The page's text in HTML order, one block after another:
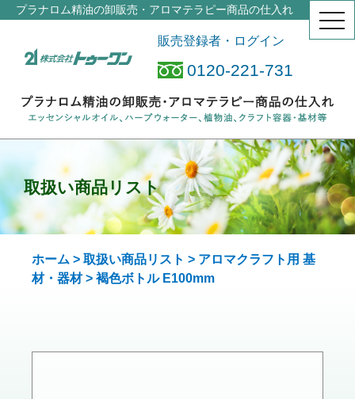
プラナロム精油の卸販売・アロマテラピー商品の仕入れ
販売登録者・ログイン
0120-221-731
取扱い商品リスト
ホーム > 取扱い商品リスト > アロマクラフト用 基
材・器材> 褐色ボトル E100mm